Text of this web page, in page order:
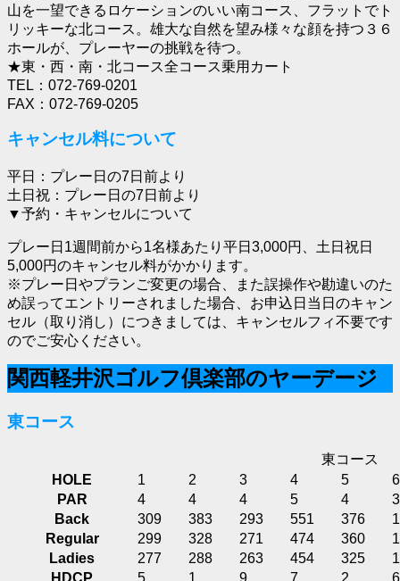
山を一望できるロケーションのいい南コース、フラットでト
リッキーな北コース。雄大な自然を望み様々な顔を持つ３６
ホールが、プレーヤーの挑戦を待つ。
★東・西・南・北コース全コース乗用カート
TEL：072-769-0201
FAX：072-769-0205
キャンセル料について
平日：プレー日の7日前より
土日祝：プレー日の7日前より
▼予約・キャンセルについて
プレー日1週間前から1名様あたり平日3,000円、土日祝日
5,000円のキャンセル料がかかります。
※プレー日やプランご変更の場合、また誤操作や勘違いのた
め誤ってエントリーされました場合、お申込日当日のキャン
セル（取り消し）につきましては、キャンセルフィ不要です
のでご安心ください。
関西軽井沢ゴルフ倶楽部のヤーデージ
東コース
東コース
HOLE
1 2 3 4 5
6
PAR
4 4 4 5 4
3
Back
309 383 293 551 376
Regular
299 328 271 474 360
Ladies
277 288 263 454 325
HDCP
5 1 9 7 2 6